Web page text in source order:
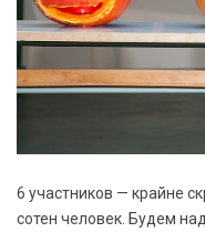
6 участников — крайне
сотен человек. Будем